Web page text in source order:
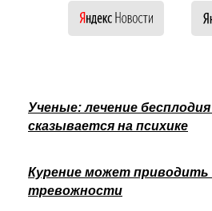
Ученые: лечение
сказывается на психике
Курение может приводить
тревожности